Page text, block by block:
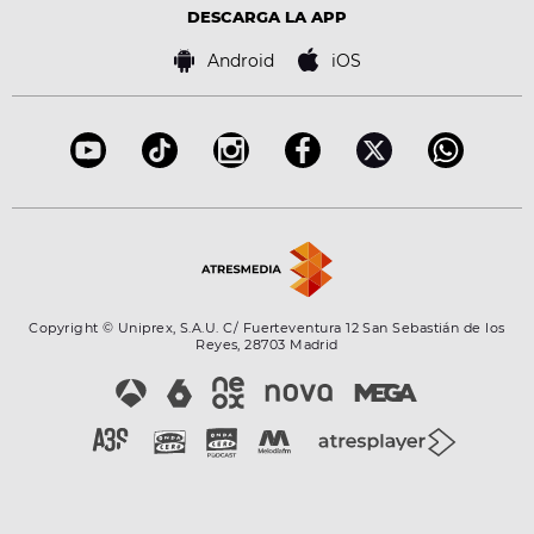
Bases de concursos
DESCARGA LA APP
Android iOS
Copyright © Uniprex, S.A.U. C/ Fuerteventura 12 San Sebastián de los
Reyes, 28703 Madrid